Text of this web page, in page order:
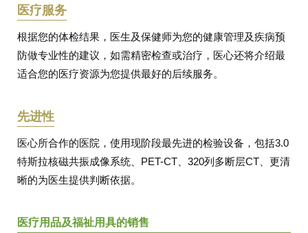
医疗服务
根据您的体检结果，医生及保健师为您的健康管理及疾病预
防做专业性的建议，如需精密检查或治疗，医心还将介绍最
适合您的医疗资源为您提供最好的后续服务。
先进性
医心所合作的医院，使用现阶段最先进的检验设备，包括3.0
特斯拉核磁共振成像系统、PET-CT、320列多断层CT、更清
晰的为医生提供判断依据。
医疗用品及福祉用具的销售